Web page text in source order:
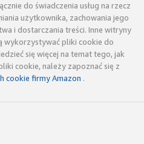
do świadczenia usług na rzecz
użytkownika, zachowania jego
i dostarczania treści. Inne witryny
wykorzystywać pliki cookie do
się więcej na temat tego, jak
cookie, należy zapoznać się z
cookie firmy Amazon .